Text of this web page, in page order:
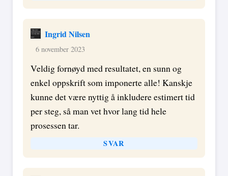
Ingrid Nilsen
6 november 2023
Veldig fornøyd med resultatet, en sunn og
enkel oppskrift som imponerte alle! Kanskje
kunne det være nyttig å inkludere estimert tid
per steg, så man vet hvor lang tid hele
prosessen tar.
SVAR